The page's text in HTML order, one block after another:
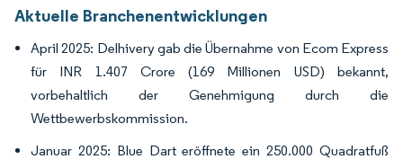
Aktuelle Branchenentwicklungen
April 2025: Delhivery gab die Übernahme von Ecom Express
für INR 1.407 Crore (169 Millionen USD) bekannt,
vorbehaltlich der Genehmigung durch die
Wettbewerbskommission.
Januar 2025: Blue Dart eröffnete ein 250.000 Quadratfuß